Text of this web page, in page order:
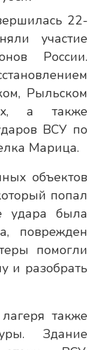
22-
участие
России.
Рыльском
а также
ВСУ по
Марица.
объектов
попал
удара была
поврежден
помогли
и разобрать
также
Здание